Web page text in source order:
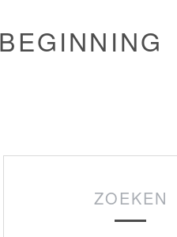
ZOEKEN